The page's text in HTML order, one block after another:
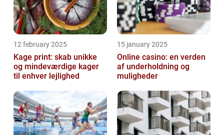
12 february 2025
Kage print: skab unikke
og mindeværdige kager
til enhver lejlighed
15 january 2025
Online casino: en verden
af underholdning og
muligheder